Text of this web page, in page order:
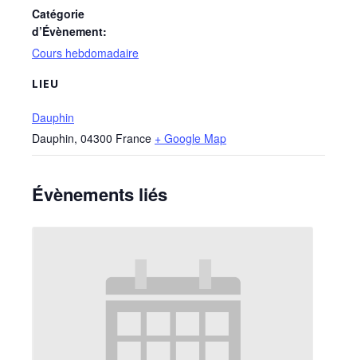
Catégorie
d’Évènement:
Cours hebdomadaire
LIEU
Dauphin
Dauphin, 04300 France + Google Map
Évènements liés